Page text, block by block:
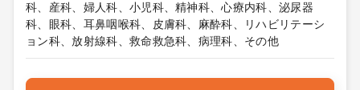
科、産科、婦人科、小児科、精神科、心療内科、泌尿器
科、眼科、耳鼻咽喉科、皮膚科、麻酔科、リハビリテーシ
ョン科、放射線科、救命救急科、病理科、その他